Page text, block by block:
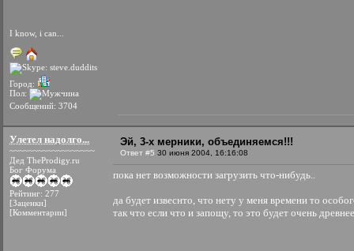
I know, i can...
Город:
Пол:
Сообщений: 3704
Улетел надолго...
~~~~~~~~~~~~~~~~~~
Дед TheProdigy.ru
Бог Форума
Рейтинг: 277
[Заценки]
[Комментарии]
Эй, 3-х мерники, объединяемся!!!
Ответ #5 30 июня 2004, 16:16:08
пока нет возможности загрузить что-нибудь..
да будет извеснто, что нету у меня времени то
так что если что и запощу, то это будет очень